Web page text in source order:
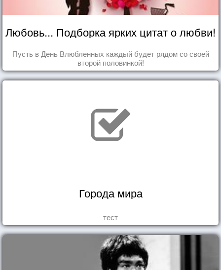
Любовь... Подборка ярких цитат о любви!
Пусть в День Влюбленных каждый будет рядом со своей
второй половинкой!
Города мира
тест